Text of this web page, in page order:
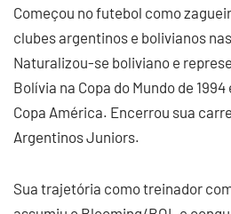
Começou no futebol como
clubes argentinos e bolivianos
Naturalizou-se boliviano e
Bolívia na Copa do Mundo de
Copa América. Encerrou sua
Argentinos Juniors.
Sua trajetória como treinador